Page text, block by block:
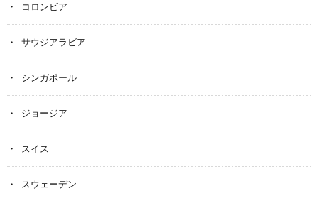
コロンビア
サウジアラビア
シンガポール
ジョージア
スイス
スウェーデン